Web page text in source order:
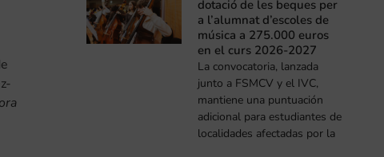
dotació de les beques per
a l’alumnat d’escoles de
música a 275.000 euros
en el curs 2026-2027
La convocatoria, lanzada
junto a FSMCV y el IVC,
mantiene una puntuación
adicional para estudiantes de
localidades afectadas por la